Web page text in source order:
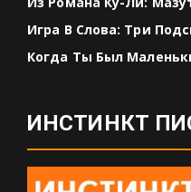
Игра В Слова: Три
Когда Ты Был
ИНСТИНКТ